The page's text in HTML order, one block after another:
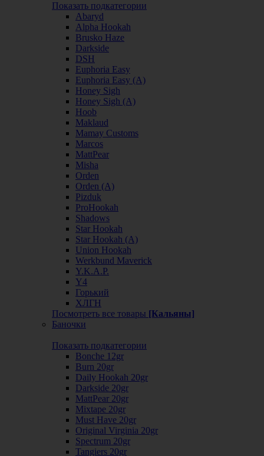
Показать подкатегории
Abaryd
Alpha Hookah
Brusko Haze
Darkside
DSH
Euphoria Easy
Euphoria Easy (А)
Honey Sigh
Honey Sigh (А)
Hoob
Maklaud
Mamay Customs
Marcos
MattPear
Misha
Orden
Orden (А)
Pizduk
ProHookah
Shadows
Star Hookah
Star Hookah (А)
Union Hookah
Werkbund Maverick
Y.K.A.P.
Y4
Горький
ХЛГН
Посмотреть все товары [Кальяны]
Баночки
Показать подкатегории
Bonche 12gr
Burn 20gr
Daily Hookah 20gr
Darkside 20gr
MattPear 20gr
Mixtape 20gr
Must Have 20gr
Original Virginia 20gr
Spectrum 20gr
Tangiers 20gr